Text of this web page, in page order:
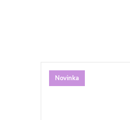
Novinka